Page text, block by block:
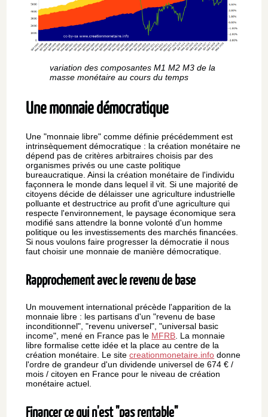
variation des composantes M1 M2 M3 de la
masse monétaire au cours du temps
Une monnaie démocratique
Une "monnaie libre" comme définie précédemment est
intrinsèquement démocratique : la création monétaire ne
dépend pas de critères arbitraires choisis par des
organismes privés ou une caste politique
bureaucratique. Ainsi la création monétaire de l'individu
façonnera le monde dans lequel il vit. Si une majorité de
citoyens décide de délaisser une agriculture industrielle
polluante et destructrice au profit d'une agriculture qui
respecte l'environnement, le paysage économique sera
modifié sans attendre la bonne volonté d'un homme
politique ou les investissements des marchés financées.
Si nous voulons faire progresser la démocratie il nous
faut choisir une monnaie de manière démocratique.
Rapprochement avec le revenu de base
Un mouvement international précède l'apparition de la
monnaie libre : les partisans d'un "revenu de base
inconditionnel", "revenu universel", "universal basic
income", mené en France pas le MFRB . La monnaie
libre formalise cette idée et la place au centre de la
création monétaire. Le sitecreationmonetaire.info donne
l'ordre de grandeur d'un dividende universel de 674 € /
mois / citoyen en France pour le niveau de création
monétaire actuel.
Financer ce qui n'est "pas rentable"